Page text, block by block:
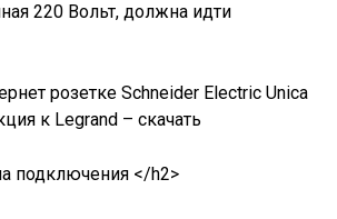
220 Вольт, должна идти
розетке Schneider Electric Unica
к Legrand – скачать
подключения </h2>